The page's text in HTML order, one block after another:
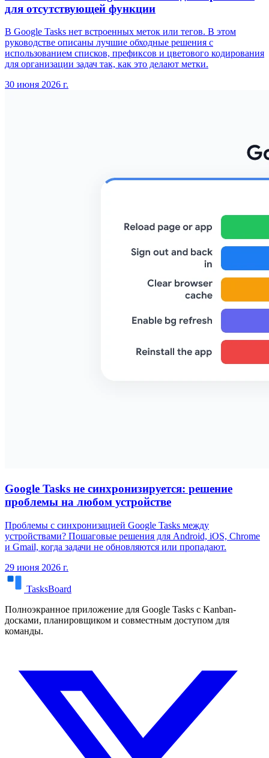
для отсутствующей функции
В Google Tasks нет встроенных меток или тегов. В этом
руководстве описаны лучшие обходные решения с
использованием списков, префиксов и цветового кодирования
для организации задач так, как это делают метки.
30 июня 2026 г.
Google Tasks не синхронизируется: решение
проблемы на любом устройстве
Проблемы с синхронизацией Google Tasks между
устройствами? Пошаговые решения для Android, iOS, Chrome
и Gmail, когда задачи не обновляются или пропадают.
29 июня 2026 г.
TasksBoard
Полноэкранное приложение для Google Tasks с Kanban-
досками, планировщиком и совместным доступом для
команды.